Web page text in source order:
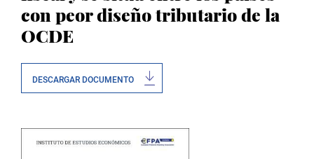
con peor diseño tributario de la
OCDE
DESCARGAR DOCUMENTO